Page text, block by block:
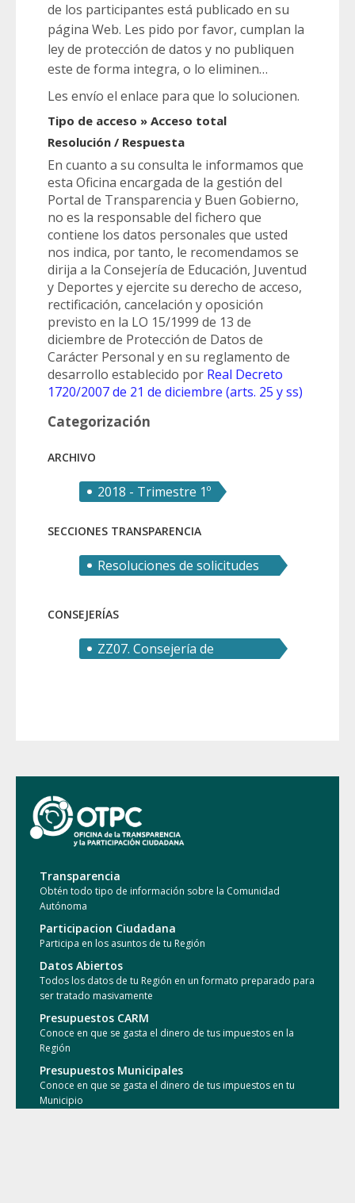
de los participantes está publicado en su
página Web. Les pido por favor, cumplan la
ley de protección de datos y no publiquen
este de forma integra, o lo eliminen…
Les envío el enlace para que lo solucionen.
Tipo de acceso » Acceso total
Resolución / Respuesta
En cuanto a su consulta le informamos que
esta Oficina encargada de la gestión del
Portal de Transparencia y Buen Gobierno,
no es la responsable del fichero que
contiene los datos personales que usted
nos indica, por tanto, le recomendamos se
dirija a la Consejería de Educación, Juventud
y Deportes y ejercite su derecho de acceso,
rectificación, cancelación y oposición
previsto en la LO 15/1999 de 13 de
diciembre de Protección de Datos de
Carácter Personal y en su reglamento de
desarrollo establecido por Real Decreto
1720/2007 de 21 de diciembre (arts. 25 y ss)
Categorización
ARCHIVO
2018 - Trimestre 1º
SECCIONES TRANSPARENCIA
Resoluciones de solicitudes
CONSEJERÍAS
ZZ07. Consejería de
Transparencia
Obtén todo tipo de información sobre la Comunidad
Autónoma
Participacion Ciudadana
Participa en los asuntos de tu Región
Datos Abiertos
Todos los datos de tu Región en un formato preparado para
ser tratado masivamente
Presupuestos CARM
Conoce en que se gasta el dinero de tus impuestos en la
Región
Presupuestos Municipales
Conoce en que se gasta el dinero de tus impuestos en tu
Municipio